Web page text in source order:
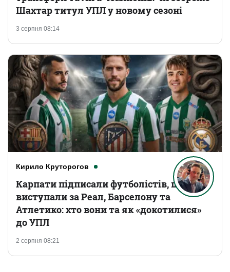
3 серпня 08:14
Шахтар титул УПЛ у новому сезоні
Кирило Круторогов
2 серпня 08:21
Карпати підписали футболістів, що
виступали за Реал, Барселону та
Атлетико: хто вони та як «докотилися»
до УПЛ